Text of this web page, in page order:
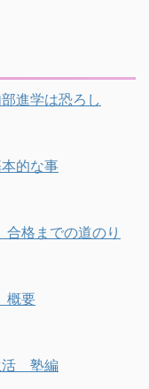
進学は恐ろし
的な事
格までの道のり
要
活 塾編